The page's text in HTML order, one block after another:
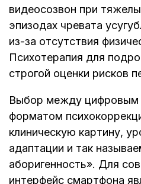
видеосозвон при
эпизодах чревата
из-за отсутствия
Психотерапия для
строгой оценки рисков
Выбор между цифровым
форматом
клиническую картину,
адаптации и так
аборигенность». Для
интерфейс смартфона